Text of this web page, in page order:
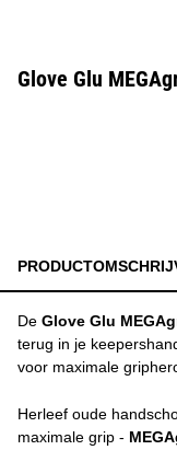
Glove Glu
De Glove Glu
terug in je
voor maximale
Herleef oude
maximale grip -